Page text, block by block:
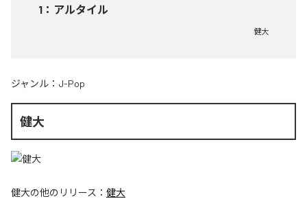
1 ： アルタイル
健大
ジャンル： J-Pop
健大
健大の他のリリース： 健大